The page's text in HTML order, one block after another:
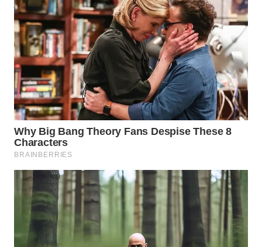
WN
INDRAMAYU
WN
KUNINGAN
WN
MAJALENGKA
WN
SUBANG
WN
SUKABUMI
PURWAKARTA